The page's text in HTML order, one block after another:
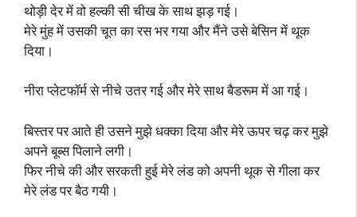
थोड़ी देर में वो हल्की सी चीख के साथ झड़ गई।
मेरे मुंह में उसकी चूत का रस भर गया और मैंने उसे बेसिन में थूक
दिया।
नीरा प्लेटफॉर्म से नीचे उतर गई और मेरे साथ बैडरूम में आ गई।
बिस्तर पर आते ही उसने मुझे धक्का दिया और मेरे ऊपर चढ़ कर मुझे
अपने बूब्स पिलाने लगी।
फिर नीचे की और सरकती हुई मेरे लंड को अपनी थूक से गीला कर
मेरे लंड पर बैठ गयी।